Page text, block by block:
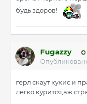
будь здоров!
Fugazzy
герл скаут кукис и
легко курится,аж